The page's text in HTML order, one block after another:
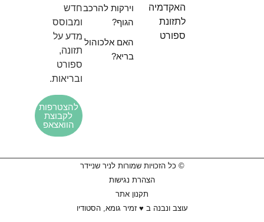
האקדמיה
לתזונת
ספורט
וירקות להרכב
הגוף?
האם אלכוהול
בריא?
חדש
ומבוסס
מדע על
תזונה,
ספורט
ובריאות.
להצטרפות
לקבוצת
הוואצאפ
© כל הזכויות שמורות לניר שניידר
הצהרת נגישות
תקנון אתר
עוצב ונבנה ב ♥︎ זמיר גומא, הסטודיו